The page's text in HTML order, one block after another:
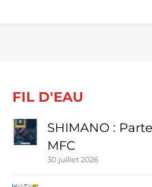
FIL D'EAU
SHIMANO :
MFC
30 juillet 2026